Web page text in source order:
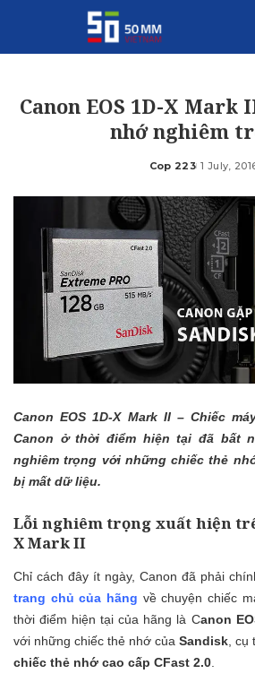
Canon EOS 1D-X
nhớ nghiêm
Posted
Cop 223 1 July,
Canon EOS 1D-X Mark II – Chiếc
Canon ở thời điểm hiện tại đã bất
nghiêm trọng với những chiếc thẻ
bị mất dữ liệu.
Lỗi nghiêm trọng xuất hiện
X Mark II
Chỉ cách đây ít ngày, Canon đã phải
trang chủ của hãng về chuyện chiếc
thời điểm hiện tại của hãng là Canon
với những chiếc thẻ nhớ của Sandisk, cụ
chiếc thẻ nhớ cao cấp CFast 2.0.